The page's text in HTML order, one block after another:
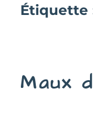
Maux